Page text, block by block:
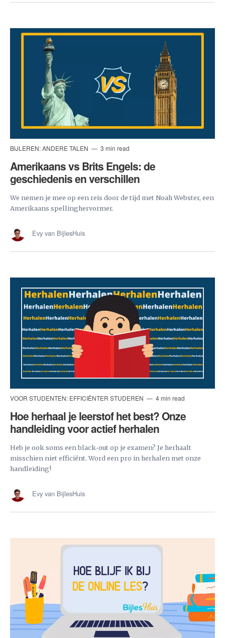
BIJLEREN: ANDERE TALEN 3 min read
Amerikaans vs Brits Engels: de
geschiedenis en verschillen
We nemen je mee op een reis door de tijd met Noah Webster, een
Amerikaans spellinghervormer.
Evy van BijlesHuis
VOOR STUDENTEN: EFFICIËNTER STUDEREN 4 min read
Hoe herhaal je leerstof het best? Onze
handleiding voor actief herhalen
Heb je ook soms een black-out op je examen? Je herhaalt
misschien niet efficiënt. Word een pro in herhalen met onze
handleiding!
Evy van BijlesHuis